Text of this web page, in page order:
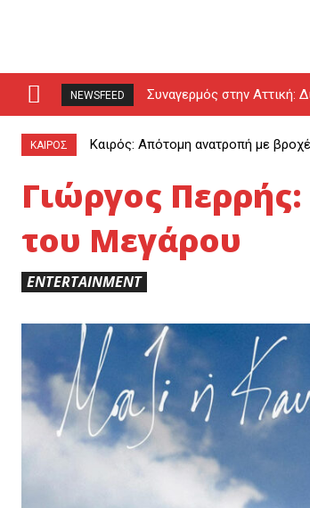
NEWSFEED
Συναγερμός στην Αττική:
drones (video)
ΚΑΙΡΟΣ Καιρός: Απότομη ανατροπή με
Γιώργος
του Μεγάρου
ENTERTAINMENT